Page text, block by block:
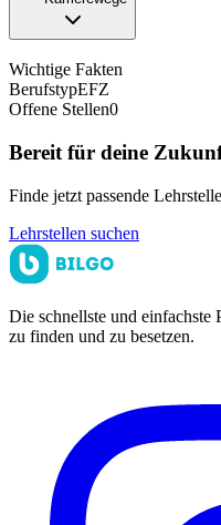
Wichtige Fakten
BerufstypEFZ
Offene Stellen0
Bereit für deine
Finde jetzt passende
Lehrstellen suchen
Die schnellste und einfachste
zu finden und zu besetzen.